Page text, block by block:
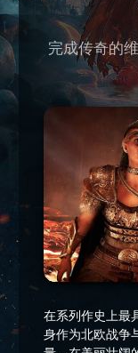
完成传奇的
在系列作史上最
身作为北欧战争